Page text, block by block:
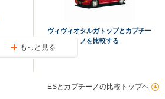
ヴィヴィオタルガトップとカプチー
ノを比較する
もっと見る
ESとカプチーノの比較トップへ